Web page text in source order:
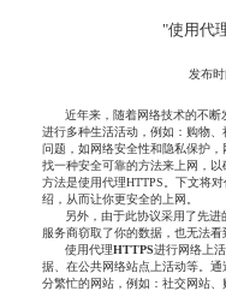
"使用代
发布时
近年来，随着网络技术的不
进行多种生活活动，例如：购物
问题，如网络安全性和隐私保护
找一种安全可靠的方法来上网，
方法是使用代理HTTPS。下文将
绍，从而让你更安全的上网。
另外，由于此协议采用了先
服务商窃取了你的数据，也无法看
使用代理HTTPS进行网络上
据、在公共网络站点上活动等。通
分繁忙的网站，例如：社交网站